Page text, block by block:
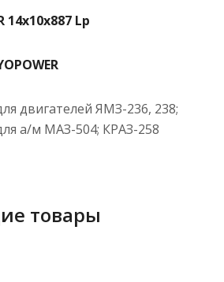
14x10x887 Lp
двигателей ЯМЗ-236, 238;
а/м МАЗ-504; КРАЗ-258
товары